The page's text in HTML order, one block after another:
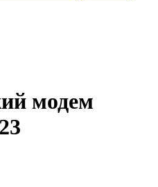
модем